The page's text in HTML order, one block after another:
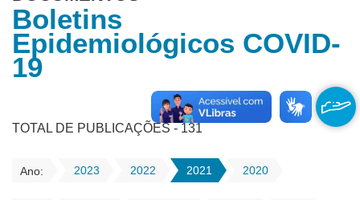
Boletins
Epidemiológicos COVID-
19
TOTAL DE PUBLICAÇÕES - 131
Ano: 2023 2022 2021 2020